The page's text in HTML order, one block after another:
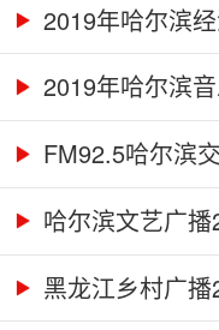
2019年哈尔滨
2019年哈尔滨
FM92.5哈尔滨
哈尔滨文艺广
黑龙江乡村广